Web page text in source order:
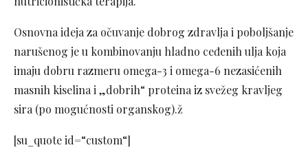
Osnovna ideja za očuvanje dobrog zdravlja i poboljšanje
narušenog je u kombinovanju hladno ceđenih ulja koja
imaju dobru razmeru omega-3 i omega-6 nezasićenih
masnih kiselina i „dobrih“ proteina iz svežeg kravljeg
sira (po mogućnosti organskog).ž
[su_quote id=“custom“]